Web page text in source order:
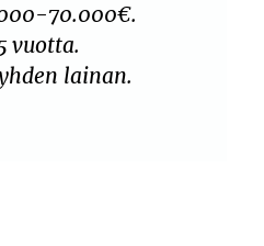
70.000€.
vuotta.
lainan.